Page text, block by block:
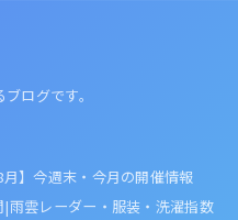
ログです。
】今週末・今月の開催情報
雨雲レーダー・服装・洗濯指数